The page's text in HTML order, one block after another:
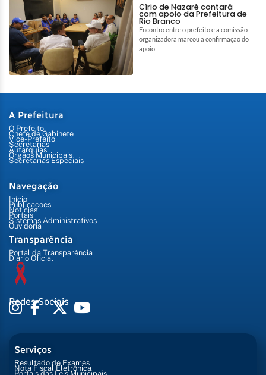
Círio de Nazaré contará
com apoio da Prefeitura de
Rio Branco
Encontro entre o prefeito e a comissão
organizadora marcou a confirmação do
apoio
A Prefeitura
O Prefeito
Chefe de Gabinete
Vice-Prefeito
Secretarias
Autarquias
Órgãos Municipais
Secretarias Especiais
Navegação
Início
Publicações
Notícias
Portais
Sistemas Administrativos
Ouvidoria
Transparência
Portal da Transparência
Diário Oficial
Redes Sociais
Serviços
Resultado de Exames
Nota Fiscal Eletrônica